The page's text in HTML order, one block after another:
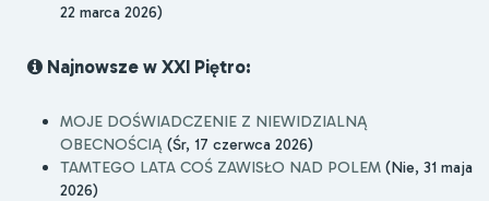
22 marca 2026)
Najnowsze w XXI Piętro:
MOJE DOŚWIADCZENIE Z NIEWIDZIALNĄ
OBECNOŚCIĄ (Śr, 17 czerwca 2026)
TAMTEGO LATA COŚ ZAWISŁO NAD POLEM (Nie, 31 maja
2026)